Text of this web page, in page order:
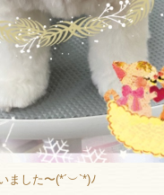
ました〜(*´︶`*)ﾉ